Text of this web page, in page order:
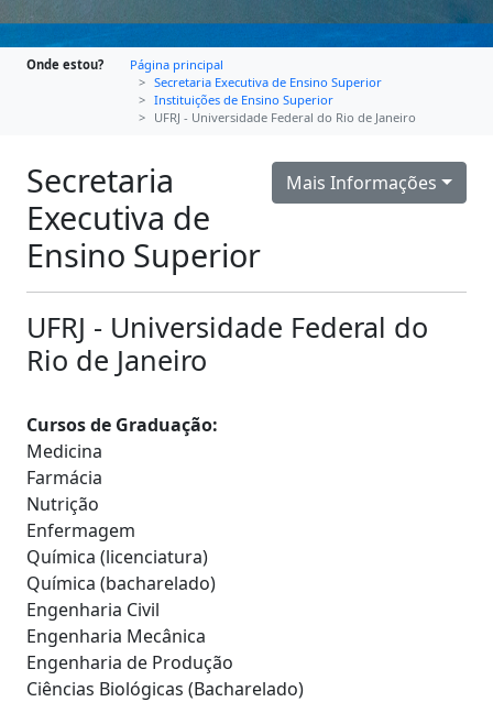
Onde estou?
Página principal
Secretaria Executiva de Ensino Superior
Instituições de Ensino Superior
UFRJ - Universidade Federal do Rio de Janeiro
Mais Informações
Secretaria
Executiva de
Ensino Superior
UFRJ - Universidade Federal do
Rio de Janeiro
Cursos de Graduação:
Medicina
Farmácia
Nutrição
Enfermagem
Química (licenciatura)
Química (bacharelado)
Engenharia Civil
Engenharia Mecânica
Engenharia de Produção
Ciências Biológicas (Bacharelado)